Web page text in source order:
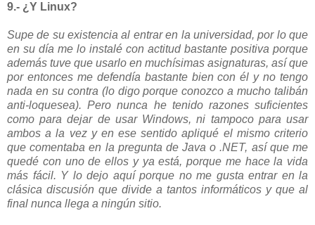
9.- ¿Y Linux?
Supe de su existencia al entrar en la universidad, por lo que
en su día me lo instalé con actitud bastante positiva porque
además tuve que usarlo en muchísimas asignaturas, así que
por entonces me defendía bastante bien con él y no tengo
nada en su contra (lo digo porque conozco a mucho talibán
anti-loquesea). Pero nunca he tenido razones suficientes
como para dejar de usar Windows, ni tampoco para usar
ambos a la vez y en ese sentido apliqué el mismo criterio
que comentaba en la pregunta de Java o .NET, así que me
quedé con uno de ellos y ya está, porque me hace la vida
más fácil. Y lo dejo aquí porque no me gusta entrar en la
clásica discusión que divide a tantos informáticos y que al
final nunca llega a ningún sitio.